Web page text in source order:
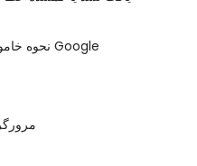
نحوه خاموش کردن تبلیغات Google